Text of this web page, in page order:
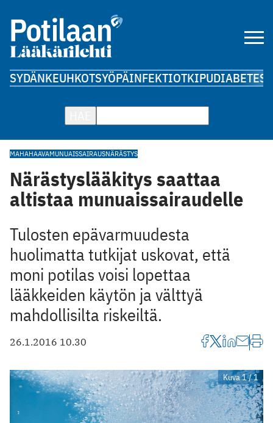
SYDÄNKEUHKOTSYÖPÄINFEKTIOTKIPUDIABETES
MAHAHAAVAMUNUAISSAIRAUSNÄRÄSTYS
Närästyslääkitys saattaa
altistaa munuaissairaudelle
Tulosten epävarmuudesta
huolimatta tutkijat uskovat, että
moni potilas voisi lopettaa
lääkkeiden käytön ja välttyä
mahdollisilta riskeiltä.
26.1.2016 10.30
Kuva 1 / 1